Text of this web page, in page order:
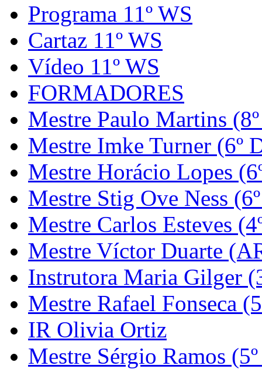
Programa 11º WS
Cartaz 11º WS
Vídeo 11º WS
FORMADORES
Mestre Paulo Martins
Mestre Imke Turner (6º
Mestre Horácio Lopes
Mestre Stig Ove Ness
Mestre Carlos Esteves
Mestre Víctor Duarte
Instrutora Maria Gilger
Mestre Rafael Fonseca
IR Olivia Ortiz
Mestre Sérgio Ramos